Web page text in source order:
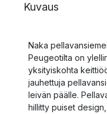
Kuvaus
Naka
Peugeotilta on
yksityiskohta
jauhettuja
leivän päälle.
hillitty puiset